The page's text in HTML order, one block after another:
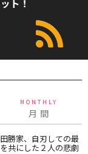
ト！
MONTHLY
月 間
勝家、自刃しての最
共にした２人の悲劇